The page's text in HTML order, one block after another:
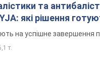
антибалістичної
які рішення
на успішне завершення
т.